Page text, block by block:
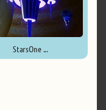
StarsOne ...